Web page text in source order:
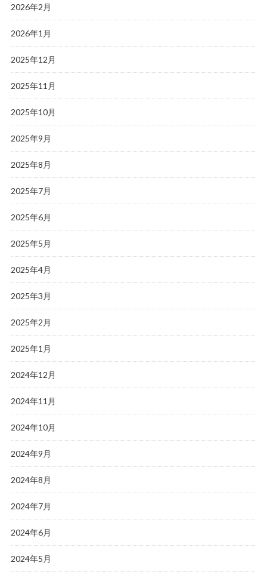
2026年2月
2026年1月
2025年12月
2025年11月
2025年10月
2025年9月
2025年8月
2025年7月
2025年6月
2025年5月
2025年4月
2025年3月
2025年2月
2025年1月
2024年12月
2024年11月
2024年10月
2024年9月
2024年8月
2024年7月
2024年6月
2024年5月